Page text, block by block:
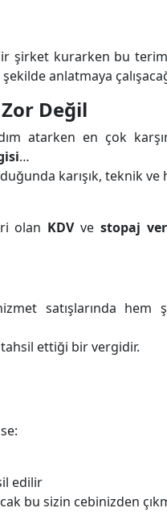
şirket kurarken bu
anlatmaya
Değil
atarken en çok
…
karışık, teknik
olan KDVve stopaj
satışlarında hem
tahsil ettiği bir vergidir.
edilir
bu sizin cebinizden